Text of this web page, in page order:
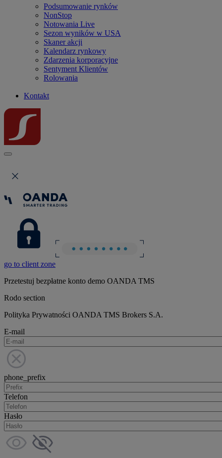
Podsumowanie rynków
NonStop
Notowania Live
Sezon wyników w USA
Skaner akcji
Kalendarz rynkowy
Zdarzenia korporacyjne
Sentyment Klientów
Rolowania
Kontakt
go to client zone
Przetestuj bezpłatne konto demo OANDA TMS
Rodo section
Polityka Prywatności OANDA TMS Brokers S.A.
E-mail
phone_prefix
Telefon
Hasło